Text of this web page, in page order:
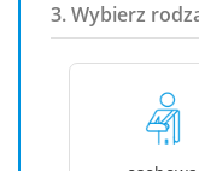
3. Wybierz